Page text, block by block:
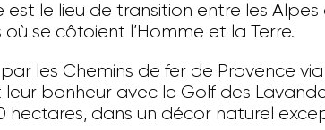
le lieu de transition entre les Alpes
se côtoient l’Homme et la Terre.
les Chemins de fer de Provence
leur bonheur avec le Golf des
hectares, dans un décor naturel